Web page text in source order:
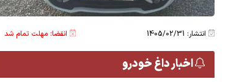
انتشار: 1405/02/31 انقضا: مهلت تمام شد
اخبار داغ خودرو